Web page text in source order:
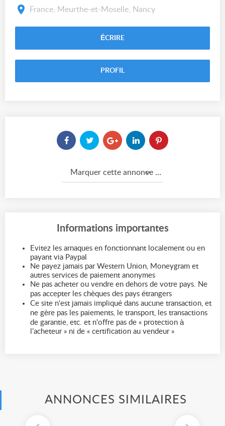
France, Meurthe-et-Moselle, Nancy
ÉCRIRE
PROFIL
Marquer cette annonce comme...
Informations importantes
Evitez les arnaques en fonctionnant localement ou en
payant via Paypal
Ne payez jamais par Western Union, Moneygram et
autres services de paiement anonymes
Ne pas acheter ou vendre en dehors de votre pays. Ne
pas accepter les chèques des pays étrangers
Ce site n'est jamais impliqué dans aucune transaction, et
ne gère pas les paiements, le transport, les transactions
de garantie, etc. et n'offre pas de « protection à
l’acheteur » ni de « certification au vendeur »
ANNONCES SIMILAIRES